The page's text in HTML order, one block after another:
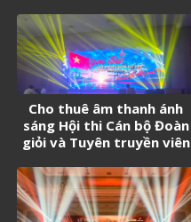
Cho thuê âm thanh ánh
sáng Hội thi Cán bộ Đoàn
giỏi và Tuyên truyền viên
2026